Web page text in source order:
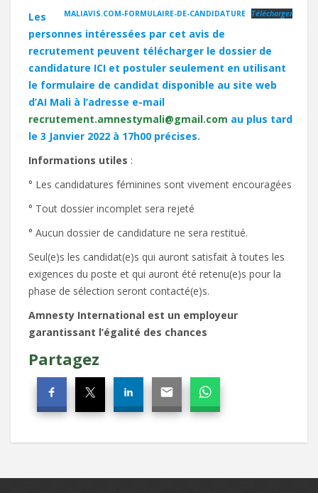
MALIAVIS.COM-FORMULAIRE-DE-CANDIDATURE Télécharger
Les
personnes intéressées par cet avis de
recrutement peuvent télécharger le dossier de
candidature ICI et postuler seulement en utilisant
le formulaire de candidat disponible au site web
d’AI Mali à l’adresse e-mail
recrutement.amnestymali@gmail.com au plus tard
le 3 Janvier 2022 à 17h00 précises.
Informations utiles :
° Les candidatures féminines sont vivement encouragées
° Tout dossier incomplet sera rejeté
° Aucun dossier de candidature ne sera restitué.
Seul(e)s les candidat(e)s qui auront satisfait à toutes les
exigences du poste et qui auront été retenu(e)s pour la
phase de sélection seront contacté(e)s.
Amnesty International est un employeur
garantissant l’égalité des chances
Partagez